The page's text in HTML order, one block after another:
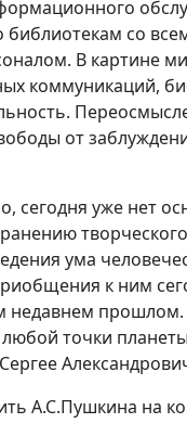
библиотекам со
В картине
коммуникаций,
от
сегодня уже нет
ума
к ним
недавнем
любой точки
А.С.Пушкина на